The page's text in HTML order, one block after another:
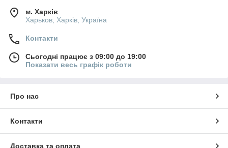
м. Харків
Харьков, Харків, Україна
Контакти
Сьогодні працює з 09:00 до 19:00
Показати весь графік роботи
Про нас
Контакти
Доставка та оплата